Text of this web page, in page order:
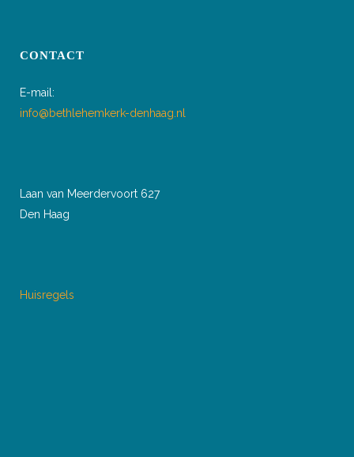
CONTACT
E-mail:
info@bethlehemkerk-denhaag.nl
Laan van Meerdervoort 627
Den Haag
Huisregels